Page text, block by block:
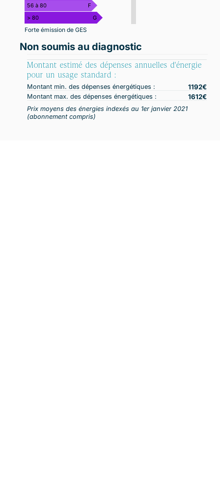
56 à 80
F
> 80
G
Forte émission de GES
Non soumis au diagnostic
Montant estimé des dépenses annuelles d'énergie
pour un usage standard :
Montant min. des dépenses énergétiques : 1192
Montant max. des dépenses énergétiques : 1612
Prix moyens des énergies indexés au 1er janvier 2021
(abonnement compris)